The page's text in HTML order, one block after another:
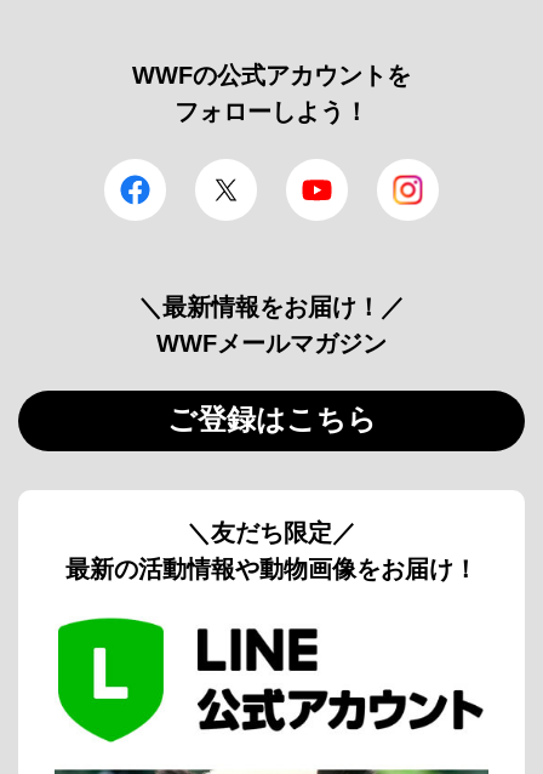
WWFの公式アカウントを
フォローしよう！
facebook Twitter YouTube
＼最新情報をお届け！／
WWFメールマガジン
ご登録はこちら
＼友だち限定／
最新の活動情報や動物画像をお届け！